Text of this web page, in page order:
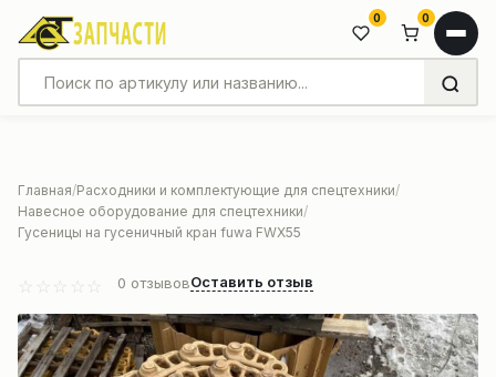
0 0
Главная Расходники и комплектующие для спецтехники
Навесное оборудование для спецтехники
Гусеницы на гусеничный кран fuwa FWX55
0 отзывовОставить отзыв